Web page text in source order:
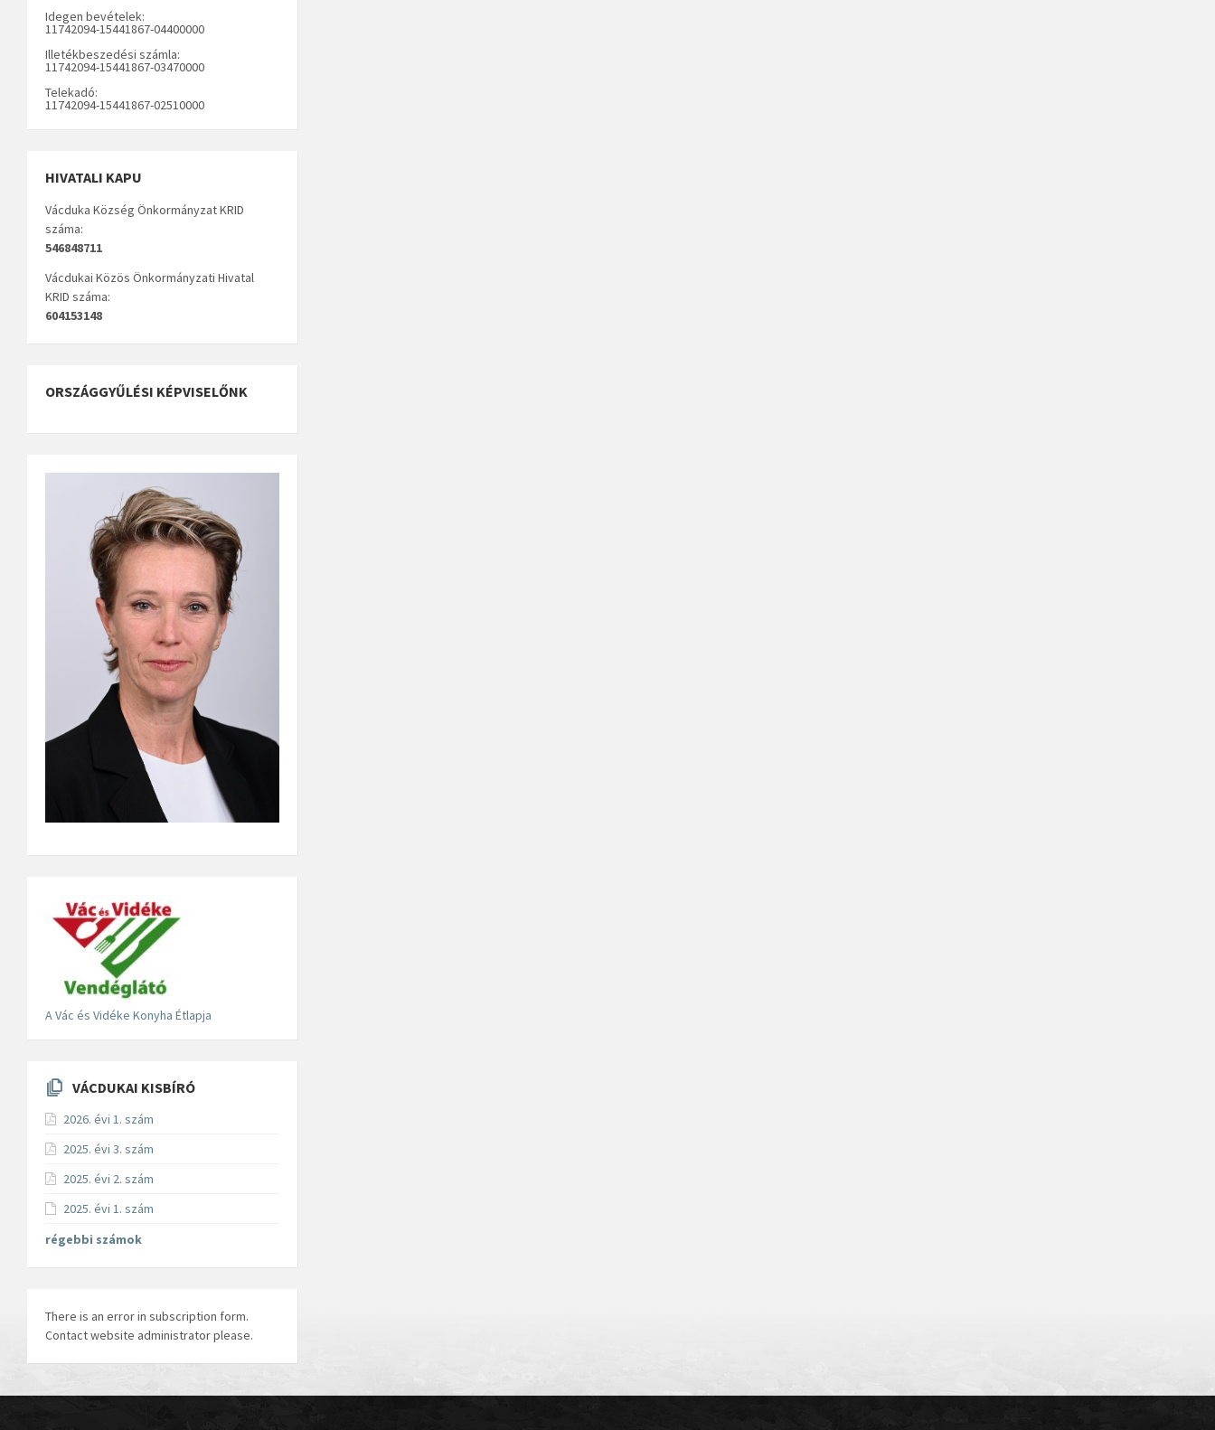
Idegen bevételek:
11742094-15441867-04400000
Illetékbeszedési számla:
11742094-15441867-03470000
Telekadó:
11742094-15441867-02510000
HIVATALI KAPU
Vácduka Község Önkormányzat KRID
száma:
546848711
Vácdukai Közös Önkormányzati Hivatal
KRID száma:
604153148
ORSZÁGGYŰLÉSI KÉPVISELŐNK
A Vác és Vidéke Konyha Étlapja
VÁCDUKAI KISBÍRÓ
2026. évi 1. szám
2025. évi 3. szám
2025. évi 2. szám
2025. évi 1. szám
régebbi számok
There is an error in subscription form.
Contact website administrator please.